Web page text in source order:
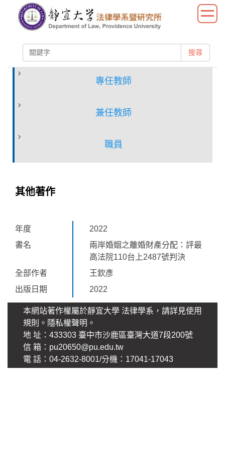
容
搜尋
專任教師
兼任教師
職員
其他著作
年度
2022
書名
兩岸婚姻之離婚財產分配：評最
高法院110台上2487號判決
全部作者
王欽彥
出版日期
2022
本網站著作權屬於靜宜大學 法律學系，請詳見使用
規則。 隱私權聲明 。
地 址：433303 臺中市沙鹿區臺灣大道7段200號
信 箱：pu20650@pu.edu.tw
電 話：04-2632-8001/分機：17041-17043